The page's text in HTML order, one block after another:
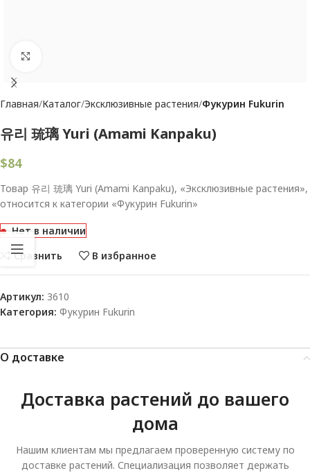
Главная Каталог Эксклюзивные растения Фукурин Fukurin
유리 琉璃 Yuri (Amami Kanpaku)
$84
Товар 유리 琉璃 Yuri (Amami Kanpaku), «Эксклюзивные растения»,
относится к категории «Фукурин Fukurin»
Нет в наличии
Сравнить
В избранное
Артикул: 3610
Категория: Фукурин Fukurin
О доставке
Доставка растений до вашего
дома
Нашим клиентам мы предлагаем проверенную систему по
доставке растений. Специализация позволяет держать